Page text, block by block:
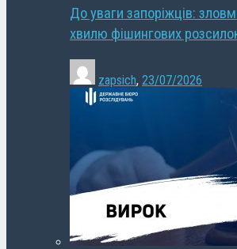
До уваги запоріжців:
хвилю фішингових
zapsich, 23/07/2026